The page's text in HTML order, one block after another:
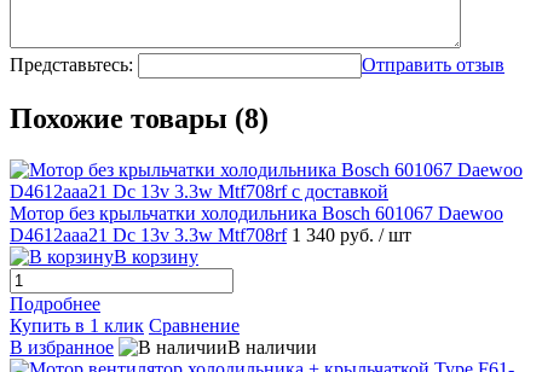
Представьтесь: Отправить отзыв
Похожие товары (8)
Мотор без крыльчатки холодильника Bosch 601067 Daewoo
D4612aaa21 Dc 13v 3.3w Mtf708rf 1 340 руб. / шт
В корзину
Подробнее
Купить в 1 клик Сравнение
В избранное
В наличии